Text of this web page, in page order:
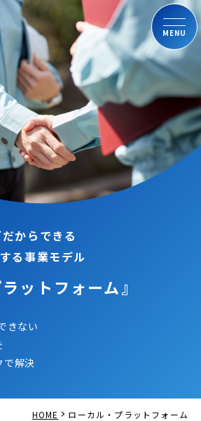
MENU
からできる
る事業モデル
ットフォーム』
きない
で解決
HOME ローカル・プラットフォーム